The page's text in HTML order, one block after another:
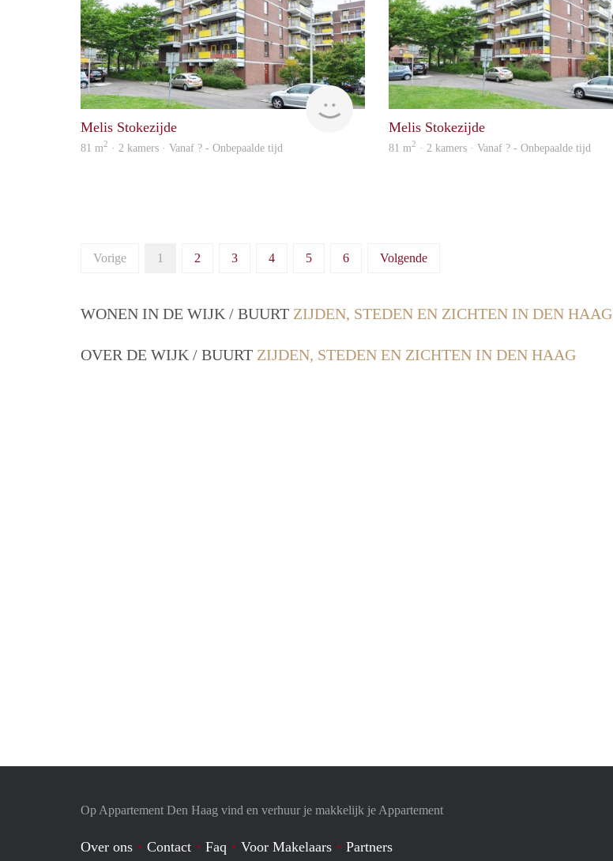
Woning
Melis Stokezijde
81 m2 · 2 kamers · Vanaf ? - Onbepaalde tijd
Melis Stokezijde
81 m2 · 2 kamers · Vanaf ? - Onbepaalde tijd
Vorige 1 2 3 4 5 6 Volgende
WONEN IN DE WIJK / BUURT ZIJDEN, STEDEN EN ZICHTEN IN DEN HAAG
OVER DE WIJK / BUURT ZIJDEN, STEDEN EN ZICHTEN IN DEN HAAG
Op Appartement Den Haag vind en verhuur je makkelijk je Appartement
Over ons Contact Faq Voor Makelaars Partners